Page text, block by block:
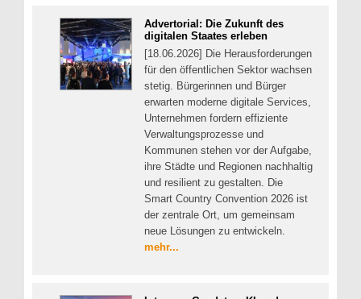
Advertorial: Die Zukunft des
digitalen Staates erleben
[18.06.2026] Die Herausforderungen
für den öffentlichen Sektor wachsen
stetig. Bürgerinnen und Bürger
erwarten moderne digitale Services,
Unternehmen fordern effiziente
Verwaltungsprozesse und
Kommunen stehen vor der Aufgabe,
ihre Städte und Regionen nachhaltig
und resilient zu gestalten. Die
Smart Country Convention 2026 ist
der zentrale Ort, um gemeinsam
neue Lösungen zu entwickeln.
mehr...